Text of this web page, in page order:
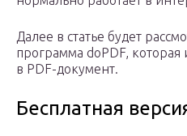
Далее в статье будет
программа doPDF, которая
в PDF-документ.
Бесплатная